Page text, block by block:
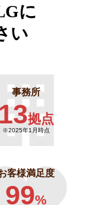
に
い
事務所
13拠点
※2025年1月時点
客様満足度
99%